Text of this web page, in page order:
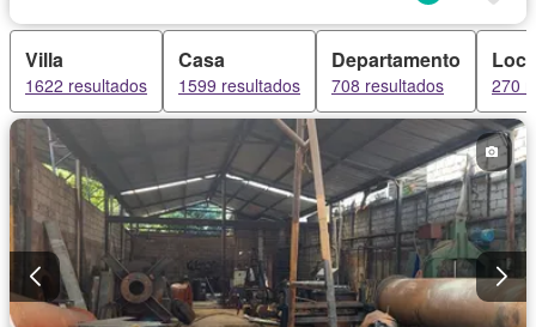
Villa
1622 resultados
Casa
1599 resultados
Departamento
708 resultados 270